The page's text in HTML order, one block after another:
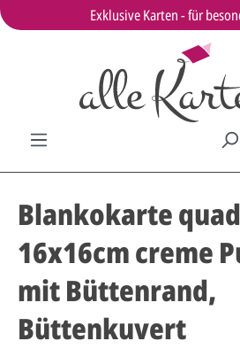
Exklusive Karten - für
Blankokarte
16x16cm creme
mit Büttenrand,
Büttenkuvert